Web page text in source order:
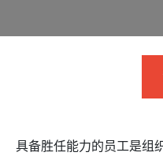
具备胜任能力的员工是组